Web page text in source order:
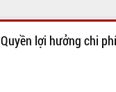
Quyền lợi hưởng chi